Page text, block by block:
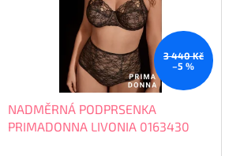
3 440 Kč
–5 %
NADMĚRNÁ PODPRSENKA
PRIMADONNA LIVONIA 0163430